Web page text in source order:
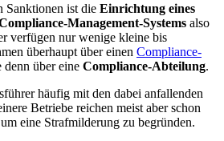
Sanktionen ist die Einrichtung eines
Management-Systems also
verfügen nur wenige kleine bis
überhaupt über einen Compliance-
denn über eine Compliance-Abteilung.
häufig mit den dabei anfallenden
Betriebe reichen meist aber schon
eine Strafmilderung zu begründen.